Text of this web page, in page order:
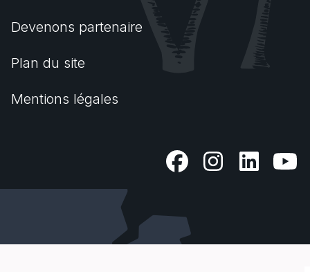
Devenons partenaire
Plan du site
Mentions légales